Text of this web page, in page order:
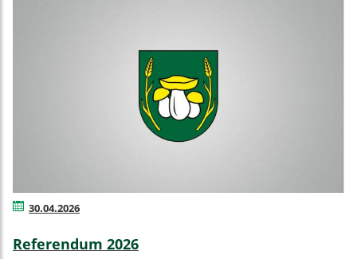
30.04.2026
Referendum 2026